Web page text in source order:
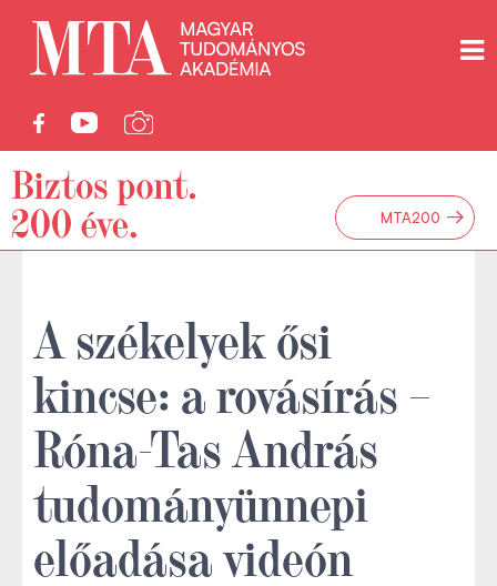
MTA200 →
A székelyek ősi
kincse: a rovásírás –
Róna-Tas András
tudományünnepi
előadása videón